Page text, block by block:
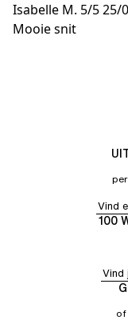
Isabelle M. 5/525/
Mooie snit
Vind
100
Vind
of